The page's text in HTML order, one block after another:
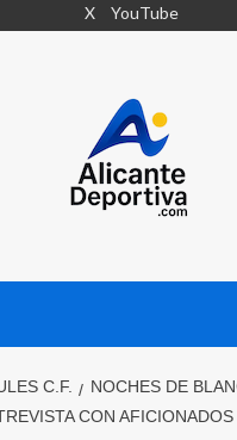
X YouTube
C.F. NOCHES DE
CON AFICIONADOS